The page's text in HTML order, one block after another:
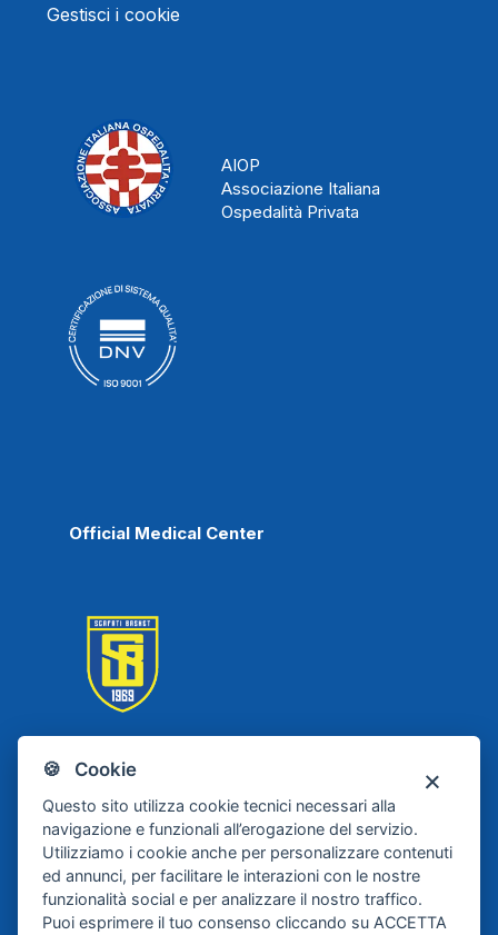
🍪 Cookie
Questo sito utilizza cookie tecnici necessari alla
navigazione e funzionali all’erogazione del servizio.
Utilizziamo i cookie anche per personalizzare contenuti
ed annunci, per facilitare le interazioni con le nostre
funzionalità social e per analizzare il nostro traffico.
Puoi esprimere il tuo consenso cliccando su ACCETTA
Gestisci i cookie
AIOP
Associazione Italiana
Ospedalità Privata
Official Medical Center
Scafati Basket